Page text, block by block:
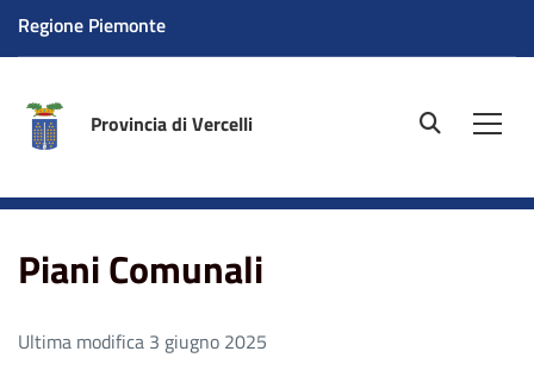
Regione Piemonte
Provincia di Vercelli site.searc
Piani Comunali
Ultima modifica 3 giugno 2025